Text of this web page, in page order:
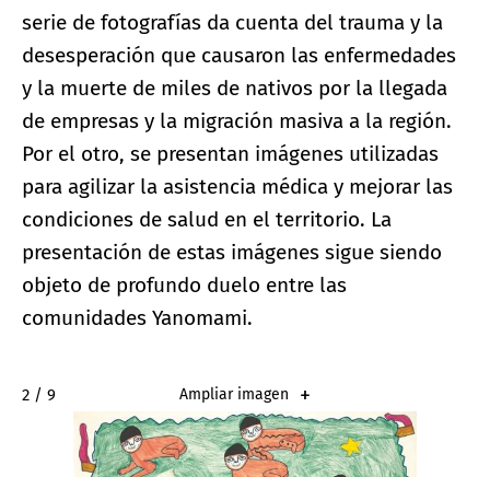
serie de fotografías da cuenta del trauma y la
desesperación que causaron las enfermedades
y la muerte de miles de nativos por la llegada
de empresas y la migración masiva a la región.
Por el otro, se presentan imágenes utilizadas
para agilizar la asistencia médica y mejorar las
condiciones de salud en el territorio. La
presentación de estas imágenes sigue siendo
objeto de profundo duelo entre las
comunidades Yanomami.
2 / 9 Ampliar imagen